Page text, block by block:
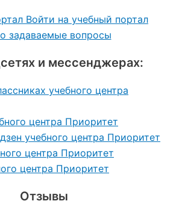
Войти на учебный портал
задаваемые вопросы
и мессенджерах:
Отзывы